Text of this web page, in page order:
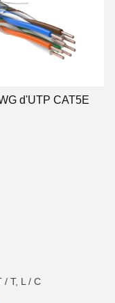
d'UTP CAT5E
/ T, L / C